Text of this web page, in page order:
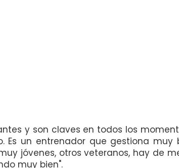
y son claves en todos los
Es un entrenador que gestiona muy
jóvenes, otros veteranos, hay de
muy bien".